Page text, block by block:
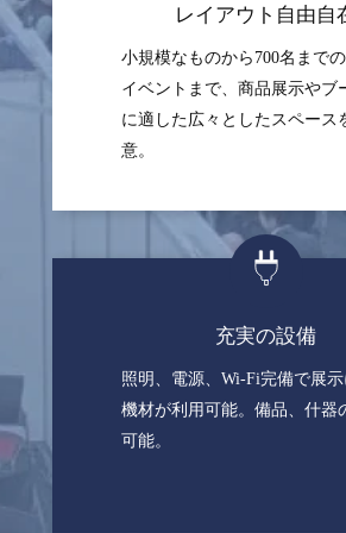
レイアウト自由自
小規模なものから700名まで
イベントまで、商品展示やブ
に適した広々としたスペース
意。
充実の設備
照明、電源、Wi-Fi完備で展
機材が利用可能。備品、什器
可能。